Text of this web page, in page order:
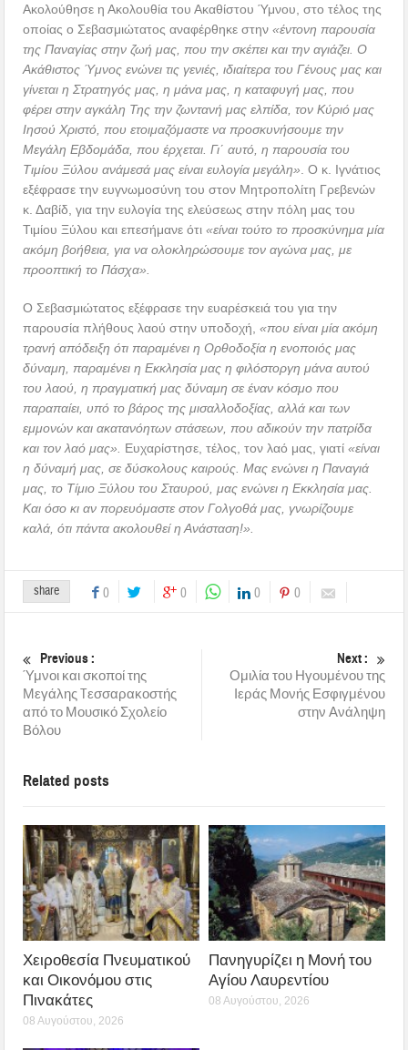
Ακολούθησε η Ακολουθία του Ακαθίστου Ύμνου, στο τέλος της
οποίας ο Σεβασμιώτατος αναφέρθηκε στην«έντονη παρουσία
της Παναγίας στην ζωή μας, που την σκέπει και την αγιάζει. Ο
Ακάθιστος Ύμνος ενώνει τις γενιές, ιδιαίτερα του Γένους μας και
γίνεται η Στρατηγός μας, η μάνα μας, η καταφυγή μας, που
φέρει στην αγκάλη Της την ζωντανή μας ελπίδα, τον Κύριό μας
Ιησού Χριστό, που ετοιμαζόμαστε να προσκυνήσουμε την
Μεγάλη Εβδομάδα, που έρχεται. Γι΄ αυτό, η παρουσία του
Τιμίου Ξύλου ανάμεσά μας είναι ευλογία μεγάλη» . Ο κ. Ιγνάτιος
εξέφρασε την ευγνωμοσύνη του στον Μητροπολίτη Γρεβενών
κ. Δαβίδ, για την ευλογία της ελεύσεως στην πόλη μας του
Τιμίου Ξύλου και επεσήμανε ότι«είναι τούτο το προσκύνημα μία
ακόμη βοήθεια, για να ολοκληρώσουμε τον αγώνα μας, με
προοπτική το Πάσχα».
Ο Σεβασμιώτατος εξέφρασε την ευαρέσκειά του για την
παρουσία πλήθους λαού στην υποδοχή,«που είναι μία ακόμη
τρανή απόδειξη ότι παραμένει η Ορθοδοξία η ενοποιός μας
δύναμη, παραμένει η Εκκλησία μας η φιλόστοργη μάνα αυτού
του λαού, η πραγματική μας δύναμη σε έναν κόσμο που
παραπαίει, υπό το βάρος της μισαλλοδοξίας, αλλά και των
εμμονών και ακατανόητων στάσεων, που αδικούν την πατρίδα
και τον λαό μας».
Ευχαρίστησε, τέλος, τον λαό μας, γιατί«είναι
η δύναμή μας, σε δύσκολους καιρούς. Μας ενώνει η Παναγιά
μας, το Τίμιο Ξύλου του Σταυρού, μας ενώνει η Εκκλησία μας.
Και όσο κι αν πορευόμαστε στον Γολγοθά μας, γνωρίζουμε
καλά, ότι πάντα ακολουθεί η Ανάσταση!».
share 0 0 0 0
Previous :
Ύμνοι και σκοποί της
Μεγάλης Tεσσαρακοστής
από το Μουσικό Σχολείο
Βόλου
Next :
Ομιλία του Ηγουμένου της
Ιεράς Μονής Εσφιγμένου
στην Ανάληψη
Related posts
Χειροθεσία Πνευματικού
και Οικονόμου στις
Πινακάτες
08 Αυγούστου, 2026
Πανηγυρίζει η Μονή του
Αγίου Λαυρεντίου
08 Αυγούστου, 2026